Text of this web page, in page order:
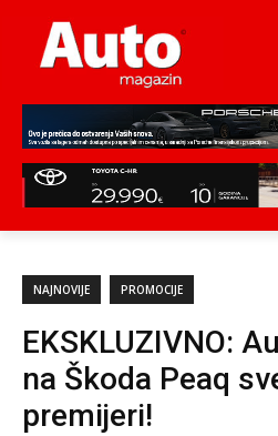
NAJNOVIJE PROMOCIJE
EKSKLUZIVNO:
na Škoda Peaq
premijeri!